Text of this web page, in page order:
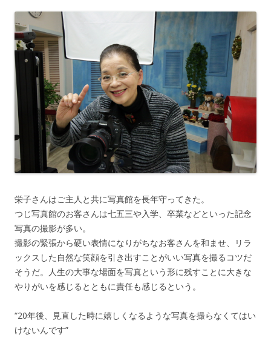
栄子さんはご主人と共に写真館を長年守ってきた。
つじ写真館のお客さんは七五三や入学、卒業などといった記念
写真の撮影が多い。
撮影の緊張から硬い表情になりがちなお客さんを和ませ、リラ
ックスした自然な笑顔を引き出すことがいい写真を撮るコツだ
そうだ。人生の大事な場面を写真という形に残すことに大きな
やりがいを感じるとともに責任も感じるという。
“20年後、見直した時に嬉しくなるような写真を撮らなくてはい
けないんです”